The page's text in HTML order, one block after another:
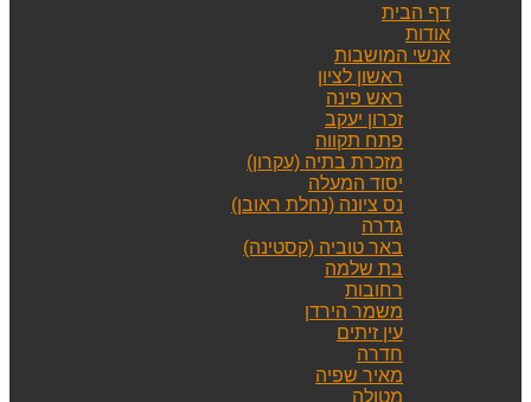
דף הבית
אודות
אנשי המושבות
ראשון לציון
ראש פינה
זכרון יעקב
פתח תקווה
מזכרת בתיה (עקרון)
יסוד המעלה
נס ציונה (נחלת ראובן)
גדרה
באר טוביה (קסטינה)
בת שלמה
רחובות
משמר הירדן
עין זיתים
חדרה
מאיר שפיה
מטולה